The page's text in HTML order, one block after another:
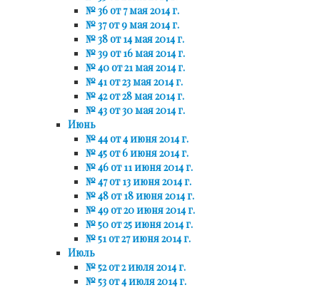
№ 36 от 7 мая 2014 г.
№ 37 от 9 мая 2014 г.
№ 38 от 14 мая 2014 г.
№ 39 от 16 мая 2014 г.
№ 40 от 21 мая 2014 г.
№ 41 от 23 мая 2014 г.
№ 42 от 28 мая 2014 г.
№ 43 от 30 мая 2014 г.
Июнь
№ 44 от 4 июня 2014 г.
№ 45 от 6 июня 2014 г.
№ 46 от 11 июня 2014 г.
№ 47 от 13 июня 2014 г.
№ 48 от 18 июня 2014 г.
№ 49 от 20 июня 2014 г.
№ 50 от 25 июня 2014 г.
№ 51 от 27 июня 2014 г.
Июль
№ 52 от 2 июля 2014 г.
№ 53 от 4 июля 2014 г.